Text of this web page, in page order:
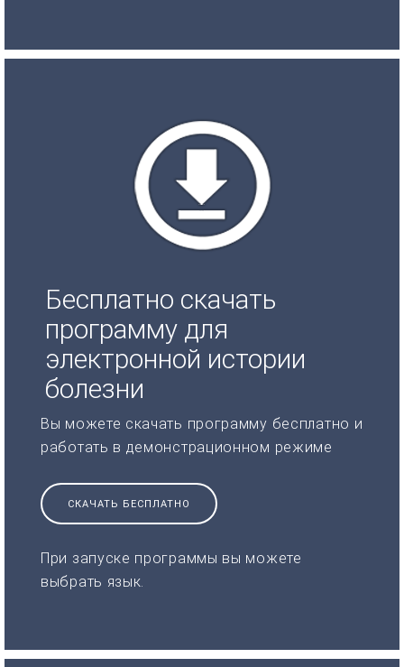
Бесплатно скачать
программу для
электронной истории
болезни
Вы можете скачать программу бесплатно и
работать в демонстрационном режиме
СКАЧАТЬ БЕСПЛАТНО
При запуске программы вы можете
выбрать язык.